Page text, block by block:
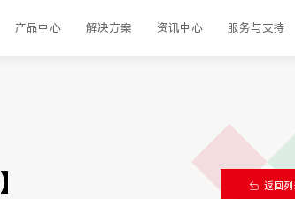
产品中心 解决方案 资讯中心 服务与支持
返回列